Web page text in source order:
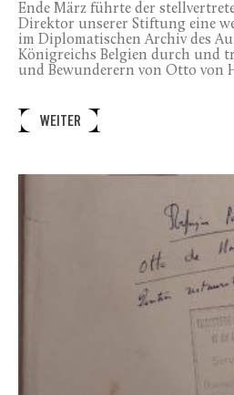
Ende März führte der
Direktor unserer Stiftung eine
im Diplomatischen Archiv des
Königreichs Belgien durch und
und Bewunderern von Otto von
WEITER